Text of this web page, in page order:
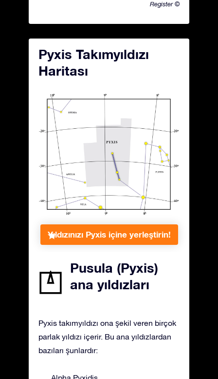
Register ©
Pyxis Takımyıldızı
Haritası
Yıldızınızı Pyxis içine yerleştirin!
Pusula (Pyxis)
ana yıldızları
Pyxis takımyıldızı ona şekil veren birçok
parlak yıldızı içerir. Bu ana yıldızlardan
bazıları şunlardır: